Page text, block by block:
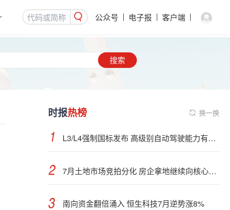
公众号 电子报 客户端
搜索
时报热榜 换一换
L3/L4强制国标发布 高级别自动驾驶能力有望看齐“老司机”
7月土地市场竞拍分化 房企拿地继续向核心城市聚集
南向资金翻倍涌入 恒生科技7月逆势涨8%